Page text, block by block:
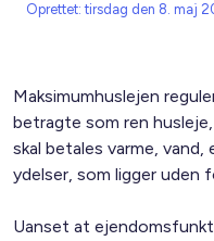
Oprettet: tirsdag den 8. maj
Maksimumhuslejen
betragte som ren
skal betales varme,
ydelser, som ligger uden
Uanset at